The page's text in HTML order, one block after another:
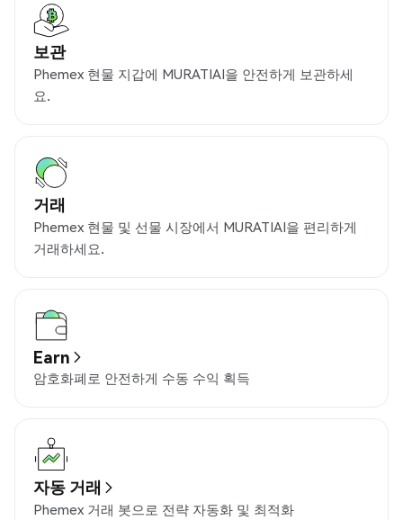
보관
Phemex 현물 지갑에 MURATIAI을 안전하게 보관하세
요.
거래
Phemex 현물 및 선물 시장에서 MURATIAI을 편리하게
거래하세요.
Earn
암호화폐로 안전하게 수동 수익 획득
자동 거래
Phemex 거래 봇으로 전략 자동화 및 최적화